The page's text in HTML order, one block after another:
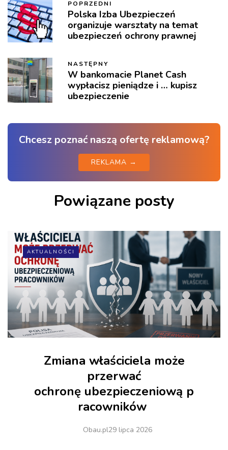
POPRZEDNI
Polska Izba Ubezpieczeń
organizuje warsztaty na temat
ubezpieczeń ochrony prawnej
NASTĘPNY
W bankomacie Planet Cash
wypłacisz pieniądze i … kupisz
ubezpieczenie
Chcesz poznać naszą ofertę reklamową?
REKLAMA →
Powiązane posty
AKTUALNOŚCI
Zmiana właściciela może
przerwać
ochronę ubezpieczeniową p
racowników
Obau.pl29 lipca 2026